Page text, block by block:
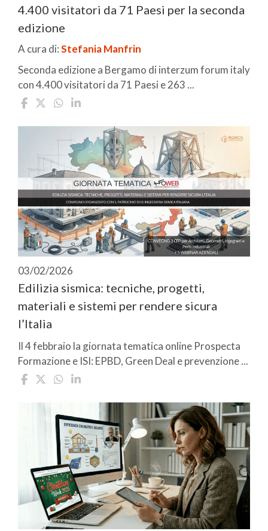
4.400 visitatori da 71 Paesi per la seconda
edizione
A cura di:Stefania Manfrin
Seconda edizione a Bergamo di interzum forum italy
con 4.400 visitatori da 71 Paesi e 263 ...
03/02/2026
Edilizia sismica: tecniche, progetti,
materiali e sistemi per rendere sicura
l’Italia
Il 4 febbraio la giornata tematica online Prospecta
Formazione e ISI: EPBD, Green Deal e prevenzione ...